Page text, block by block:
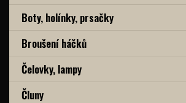
Boty, holínky, prsačky
Broušení háčků
Čelovky, lampy
Čluny